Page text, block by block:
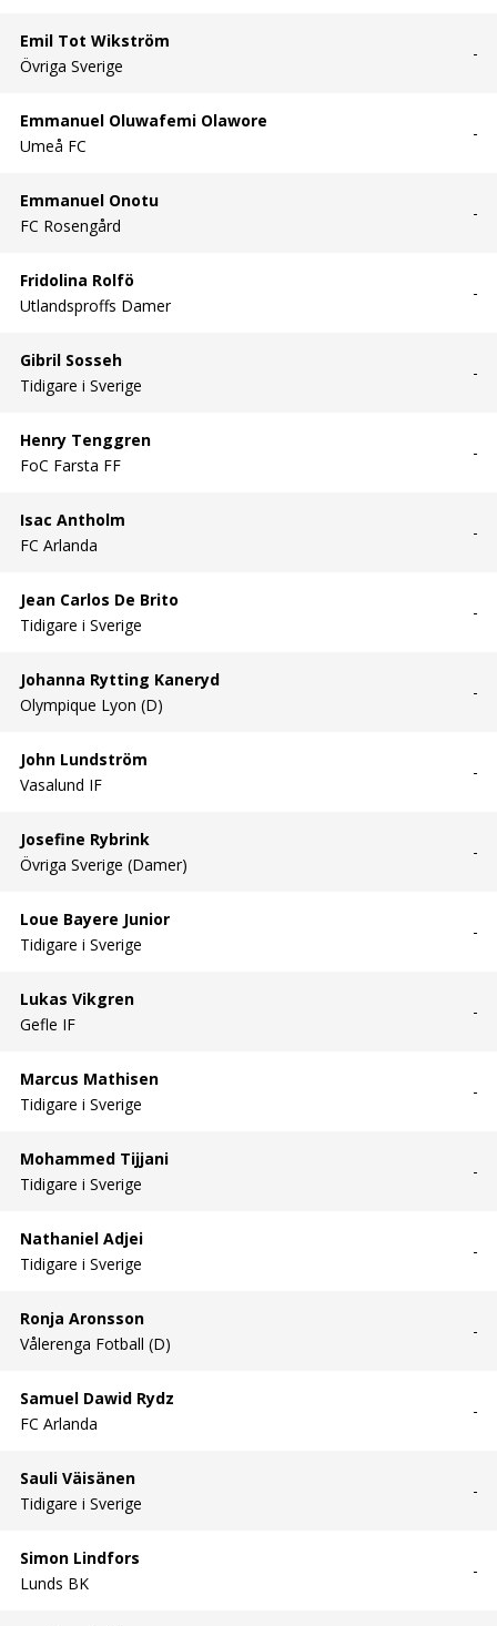
Emil Tot Wikström
Övriga Sverige
-
Emmanuel Oluwafemi Olawore
Umeå FC
-
Emmanuel Onotu
FC Rosengård
-
Fridolina Rolfö
Utlandsproffs Damer
-
Gibril Sosseh
Tidigare i Sverige
-
Henry Tenggren
FoC Farsta FF
-
Isac Antholm
FC Arlanda
-
Jean Carlos De Brito
Tidigare i Sverige
-
Johanna Rytting Kaneryd
Olympique Lyon (D)
-
John Lundström
Vasalund IF
-
Josefine Rybrink
Övriga Sverige (Damer)
-
Loue Bayere Junior
Tidigare i Sverige
-
Lukas Vikgren
Gefle IF
-
Marcus Mathisen
Tidigare i Sverige
-
Mohammed Tijjani
Tidigare i Sverige
-
Nathaniel Adjei
Tidigare i Sverige
-
Ronja Aronsson
Vålerenga Fotball (D)
-
Samuel Dawid Rydz
FC Arlanda
-
Sauli Väisänen
Tidigare i Sverige
-
Simon Lindfors
Lunds BK
-